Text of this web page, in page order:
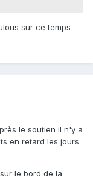
sur ce temps
le soutien il n'y a
en retard les jours
le bord de la